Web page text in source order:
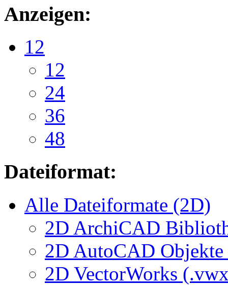
Anzeigen:
12
12
24
36
48
Dateiformat:
Alle Dateiformate (2D)
2D ArchiCAD
2D AutoCAD
2D VectorWorks